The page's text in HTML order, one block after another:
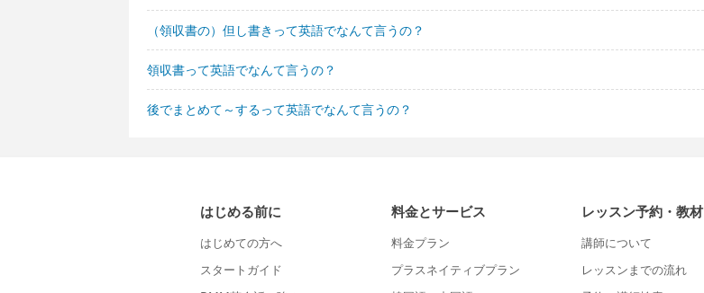
（領収書の）但し書きって英語でなんて言うの？
領収書って英語でなんて言うの？
後でまとめて～するって英語でなんて言うの？
はじめる前に
はじめての方へ
スタートガイド
料金とサービス
料金プラン
プラスネイティブプラン
レッスン予約・教材
講師について
レッスンまでの流れ